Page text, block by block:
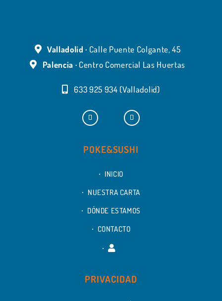
Valladolid · Calle Puente Colgante, 45
Palencia · Centro Comercial Las Huertas
633 925 934 (Valladolid)
POKE&SUSHI
INICIO
NUESTRA CARTA
DÓNDE ESTAMOS
CONTACTO
PRIVACIDAD